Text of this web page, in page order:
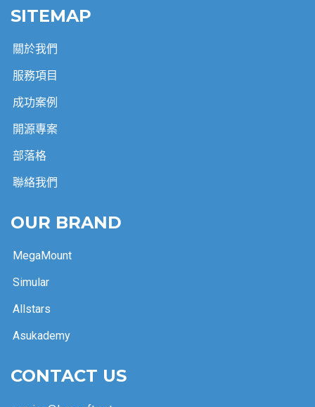
SITEMAP
關於我們
服務項目
成功案例
開源專案
部落格
聯絡我們
OUR BRAND
MegaMount
Simular
Allstars
Asukademy
CONTACT US